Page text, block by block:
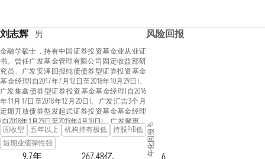
刘志辉 男
金融学硕士，持有中国证券投资基金业从业证
书。曾任广发基金管理有限公司固定收益部研
究员、广发安泽回报纯债债券型证券投资基金
基金经理(自2017年7月12日至2018年10月29日)、
广发集鑫债券型证券投资基金基金经理(自2016
年11月17日至2018年12月20日)、广发汇吉3个月
定期开放债券型发起式证券投资基金基金经理
(自2018年1月29日至2019年4月10日)、广发聚惠灵
活配置混合型证券投资基金基金经理(自2018年3
月13日至2019年6月26日)、广发集瑞债券型证券
投资基金基金经理(自2018年10月18日至2019年10
固收型 五年以上 机构持有极低
持股P/B低
短期业绩弹性强
9.7年 267.48亿 6
风险回报
年化回报 %